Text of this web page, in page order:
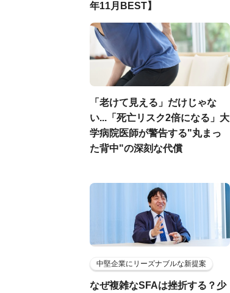
年11月BEST】
「老けて見える」だけじゃな
い...「死亡リスク2倍になる」大
学病院医師が警告する"丸まっ
た背中"の深刻な代償
中堅企業にリーズナブルな新提案
なぜ複雑なSFAは挫折する？少